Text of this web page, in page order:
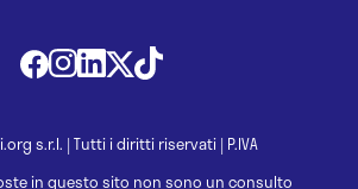
s.r.l. | Tutti i diritti riservati | P.IVA
in questo sito non sono un consulto